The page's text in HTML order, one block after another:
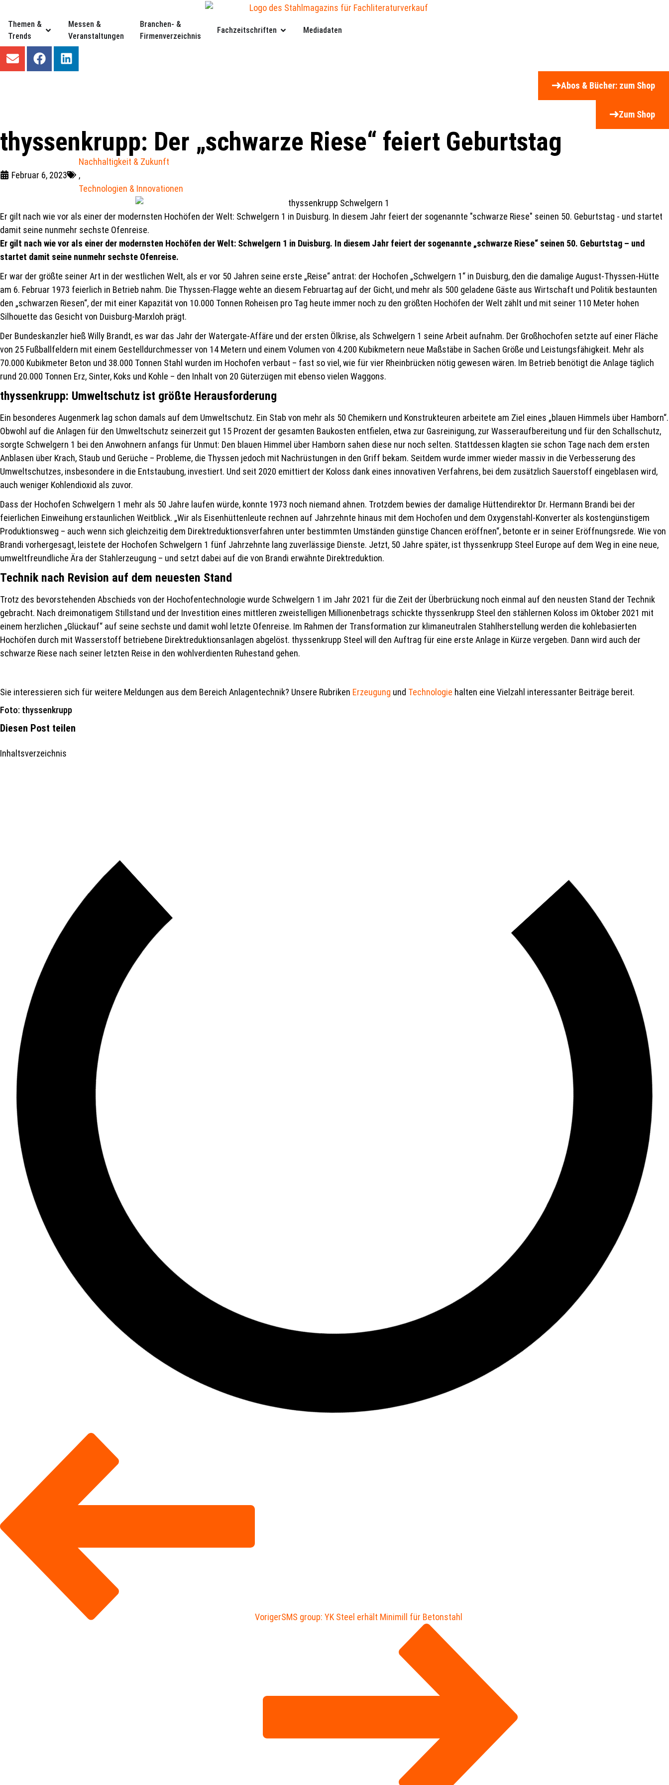
Themen &
Trends
Messen &
Veranstaltungen
Branchen- &
Firmenverzeichnis
Fachzeitschriften Mediadaten
Abos & Bücher: zum Shop
Zum Shop
thyssenkrupp: Der „schwarze Riese“ feiert Geburtstag
Februar 6, 2023
Nachhaltigkeit & Zukunft
,
Technologien & Innovationen
Er gilt nach wie vor als einer der modernsten Hochöfen der Welt: Schwelgern 1 in Duisburg. In diesem Jahr feiert der sogenannte "schwarze Riese" seinen 50. Geburtstag - und startet
damit seine nunmehr sechste Ofenreise.
Er gilt nach wie vor als einer der modernsten Hochöfen der Welt: Schwelgern 1 in Duisburg. In diesem Jahr feiert der sogenannte „schwarze Riese“ seinen 50. Geburtstag – und
startet damit seine nunmehr sechste Ofenreise.
Er war der größte seiner Art in der westlichen Welt, als er vor 50 Jahren seine erste „Reise“ antrat: der Hochofen „Schwelgern 1“ in Duisburg, den die damalige August-Thyssen-Hütte
am 6. Februar 1973 feierlich in Betrieb nahm. Die Thyssen-Flagge wehte an diesem Februartag auf der Gicht, und mehr als 500 geladene Gäste aus Wirtschaft und Politik bestaunten
den „schwarzen Riesen“, der mit einer Kapazität von 10.000 Tonnen Roheisen pro Tag heute immer noch zu den größten Hochöfen der Welt zählt und mit seiner 110 Meter hohen
Silhouette das Gesicht von Duisburg-Marxloh prägt.
Der Bundeskanzler hieß Willy Brandt, es war das Jahr der Watergate-Affäre und der ersten Ölkrise, als Schwelgern 1 seine Arbeit aufnahm. Der Großhochofen setzte auf einer Fläche
von 25 Fußballfeldern mit einem Gestelldurchmesser von 14 Metern und einem Volumen von 4.200 Kubikmetern neue Maßstäbe in Sachen Größe und Leistungsfähigkeit. Mehr als
70.000 Kubikmeter Beton und 38.000 Tonnen Stahl wurden im Hochofen verbaut – fast so viel, wie für vier Rheinbrücken nötig gewesen wären. Im Betrieb benötigt die Anlage täglich
rund 20.000 Tonnen Erz, Sinter, Koks und Kohle – den Inhalt von 20 Güterzügen mit ebenso vielen Waggons.
thyssenkrupp: Umweltschutz ist größte Herausforderung
Ein besonderes Augenmerk lag schon damals auf dem Umweltschutz. Ein Stab von mehr als 50 Chemikern und Konstrukteuren arbeitete am Ziel eines „blauen Himmels über Hamborn“.
Obwohl auf die Anlagen für den Umweltschutz seinerzeit gut 15 Prozent der gesamten Baukosten entfielen, etwa zur Gasreinigung, zur Wasseraufbereitung und für den Schallschutz,
sorgte Schwelgern 1 bei den Anwohnern anfangs für Unmut: Den blauen Himmel über Hamborn sahen diese nur noch selten. Stattdessen klagten sie schon Tage nach dem ersten
Anblasen über Krach, Staub und Gerüche – Probleme, die Thyssen jedoch mit Nachrüstungen in den Griff bekam. Seitdem wurde immer wieder massiv in die Verbesserung des
Umweltschutzes, insbesondere in die Entstaubung, investiert. Und seit 2020 emittiert der Koloss dank eines innovativen Verfahrens, bei dem zusätzlich Sauerstoff eingeblasen wird,
auch weniger Kohlendioxid als zuvor.
Dass der Hochofen Schwelgern 1 mehr als 50 Jahre laufen würde, konnte 1973 noch niemand ahnen. Trotzdem bewies der damalige Hüttendirektor Dr. Hermann Brandi bei der
feierlichen Einweihung erstaunlichen Weitblick. „Wir als Eisenhüttenleute rechnen auf Jahrzehnte hinaus mit dem Hochofen und dem Oxygenstahl-Konverter als kostengünstigem
Produktionsweg – auch wenn sich gleichzeitig dem Direktreduktionsverfahren unter bestimmten Umständen günstige Chancen eröffnen“, betonte er in seiner Eröffnungsrede. Wie von
Brandi vorhergesagt, leistete der Hochofen Schwelgern 1 fünf Jahrzehnte lang zuverlässige Dienste. Jetzt, 50 Jahre später, ist thyssenkrupp Steel Europe auf dem Weg in eine neue,
umweltfreundliche Ära der Stahlerzeugung – und setzt dabei auf die von Brandi erwähnte Direktreduktion.
Technik nach Revision auf dem neuesten Stand
Trotz des bevorstehenden Abschieds von der Hochofentechnologie wurde Schwelgern 1 im Jahr 2021 für die Zeit der Überbrückung noch einmal auf den neusten Stand der Technik
gebracht. Nach dreimonatigem Stillstand und der Investition eines mittleren zweistelligen Millionenbetrags schickte thyssenkrupp Steel den stählernen Koloss im Oktober 2021 mit
einem herzlichen „Glückauf“ auf seine sechste und damit wohl letzte Ofenreise. Im Rahmen der Transformation zur klimaneutralen Stahlherstellung werden die kohlebasierten
Hochöfen durch mit Wasserstoff betriebene Direktreduktionsanlagen abgelöst. thyssenkrupp Steel will den Auftrag für eine erste Anlage in Kürze vergeben. Dann wird auch der
schwarze Riese nach seiner letzten Reise in den wohlverdienten Ruhestand gehen.
Sie interessieren sich für weitere Meldungen aus dem Bereich Anlagentechnik? Unsere Rubriken Erzeugung und Technologie halten eine Vielzahl interessanter Beiträge bereit.
Foto: thyssenkrupp
Diesen Post teilen
Inhaltsverzeichnis
VorigerSMS group: YK Steel erhält Minimill für Betonstahl